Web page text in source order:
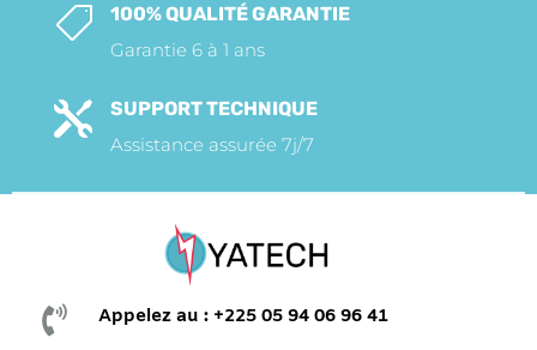

100% QUALITÉ GARANTIE
Garantie 6 à 1 ans

SUPPORT TECHNIQUE
Assistance assurée 7j/7
 Appelez au : +225 05 94 06 96 41